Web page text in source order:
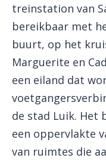
treinstation van
bereikbaar met
buurt, op het
Marguerite en
een eiland dat
de stad Luik. Het
een oppervlakte
van ruimtes die